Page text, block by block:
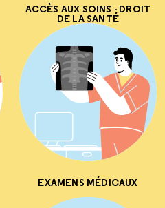
ACCÈS AUX SOINS - DROIT
DE LA SANTÉ
EXAMENS MÉDICAUX